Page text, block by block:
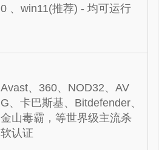
0 、 win11(推荐) - 均可运行
Avast、360、NOD32、AV
G、卡巴斯基、Bitdefender、
金山毒霸，等世界级主流杀
软认证